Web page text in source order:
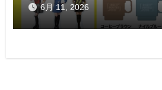
6月 11, 2026